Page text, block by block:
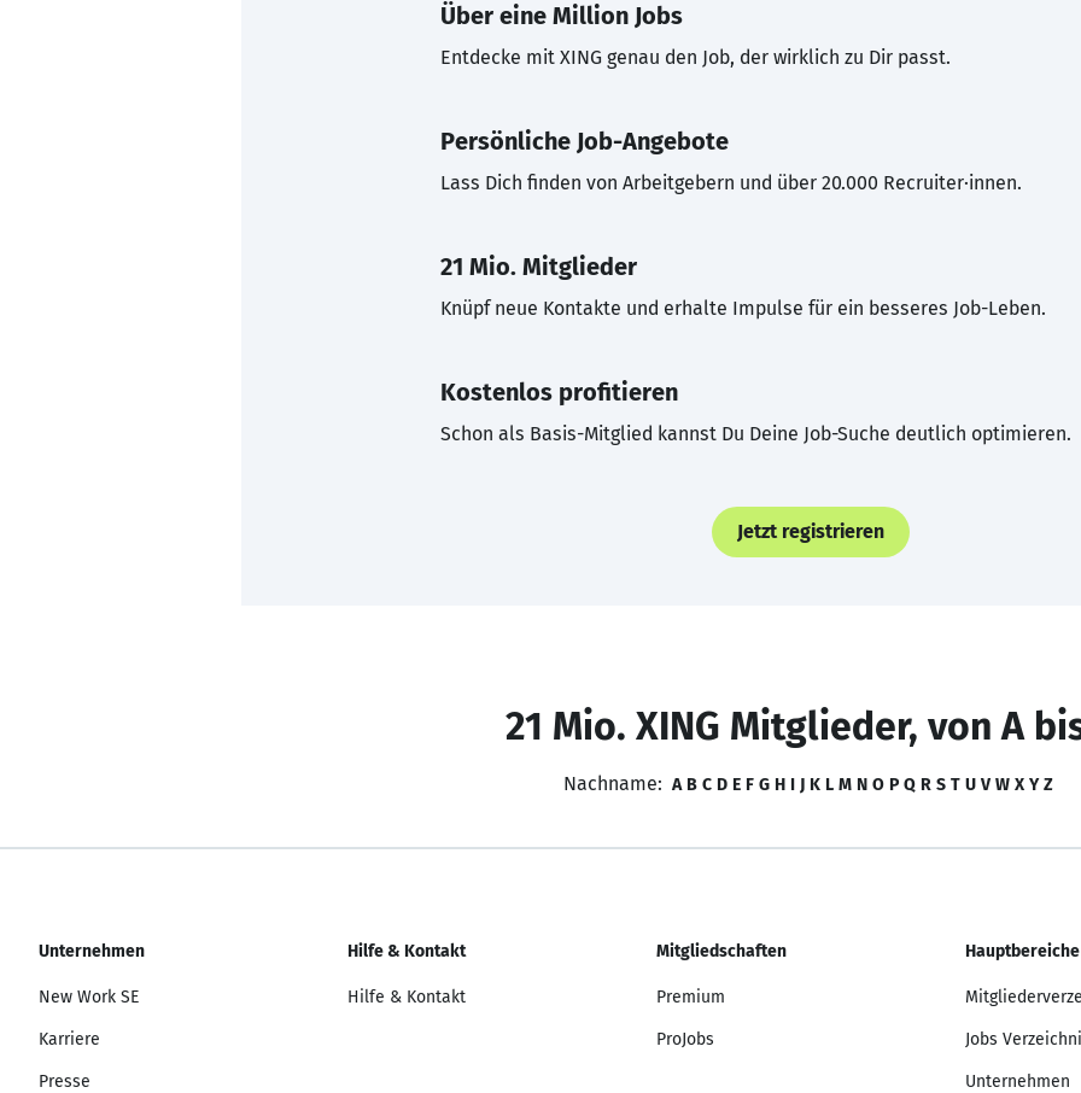
Über eine Million Jobs
Entdecke mit XING genau den Job, der wirklich zu Dir passt.
Persönliche Job-Angebote
Lass Dich finden von Arbeitgebern und über 20.000 Recruiter·innen.
21 Mio. Mitglieder
Knüpf neue Kontakte und erhalte Impulse für ein besseres Job-Leben.
Kostenlos profitieren
Schon als Basis-Mitglied kannst Du Deine Job-Suche deutlich optimieren.
Jetzt registrieren
21 Mio. XING Mitglieder, von A
Nachname: A B C D E F G H I J K L M N O P Q R S T U V W X Y Z
Unternehmen
New Work SE
Karriere
Presse
Hilfe & Kontakt
Hilfe & Kontakt
Mitgliedschaften
Premium
ProJobs
Hauptbereiche
Jobs
Unternehmen